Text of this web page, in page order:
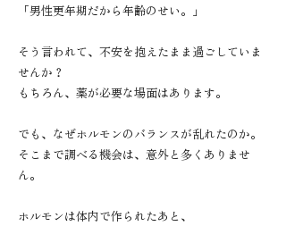
「男性更年期だから年齢のせい。」
そう言われて、不安を抱えたまま過ごしていま
せんか？
もちろん、薬が必要な場面はあります。
でも、なぜホルモンのバランスが乱れたのか。
そこまで調べる機会は、意外と多くありませ
ん。
ホルモンは体内で作られたあと、